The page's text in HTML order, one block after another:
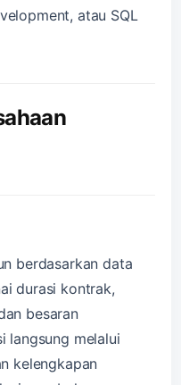
atau SQL
berdasarkan data
durasi kontrak,
besaran
langsung melalui
kelengkapan